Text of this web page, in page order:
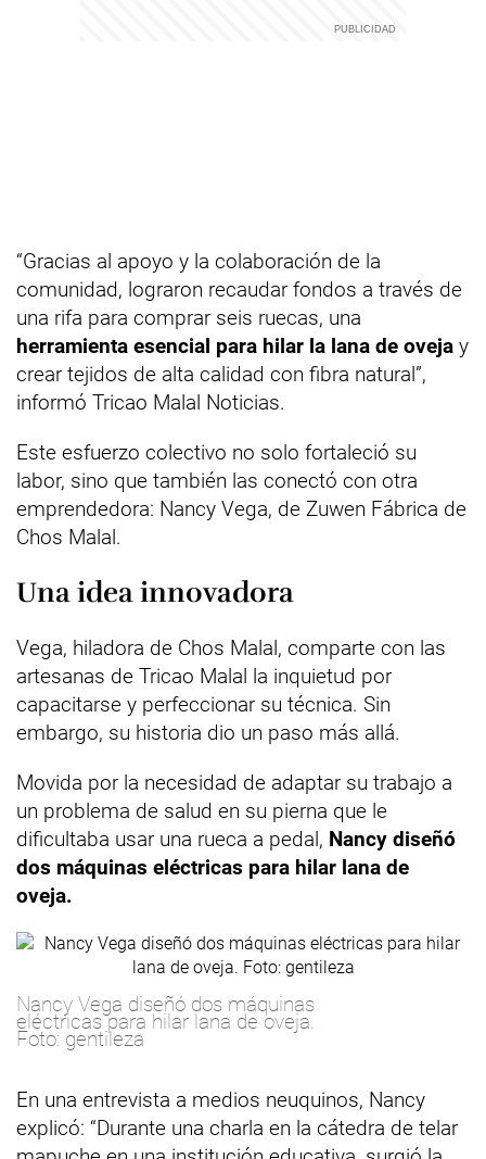
“Gracias al apoyo y la colaboración de la
comunidad, lograron recaudar fondos a través de
una rifa para comprar seis ruecas, una
herramienta esencial para hilar la lana de oveja y
crear tejidos de alta calidad con fibra natural”,
informó Tricao Malal Noticias.
Este esfuerzo colectivo no solo fortaleció su
labor, sino que también las conectó con otra
emprendedora: Nancy Vega, de Zuwen Fábrica de
Chos Malal.
Una idea innovadora
Vega, hiladora de Chos Malal, comparte con las
artesanas de Tricao Malal la inquietud por
capacitarse y perfeccionar su técnica. Sin
embargo, su historia dio un paso más allá.
Movida por la necesidad de adaptar su trabajo a
un problema de salud en su pierna que le
dificultaba usar una rueca a pedal, Nancy diseñó
dos máquinas eléctricas para hilar lana de
oveja.
Nancy Vega diseñó dos máquinas
eléctricas para hilar lana de oveja.
Foto: gentileza
En una entrevista a medios neuquinos, Nancy
explicó: “Durante una charla en la cátedra de telar